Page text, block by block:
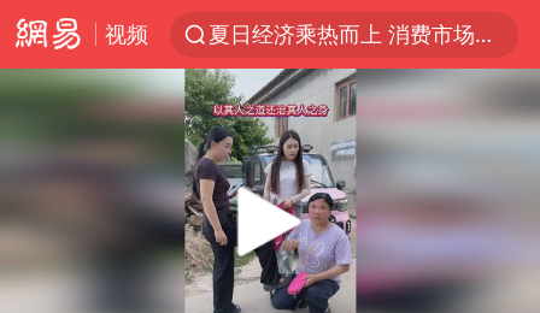
视频
夏日经济乘热而上 消费市场向新而行
于东来回应胖东来近25年老店年底关闭
以拒绝“和平委员会”的加沙和平计划
国足U17与阿森纳决赛取消 并列冠军
独闯南太行的失联女生最后轨迹已确认